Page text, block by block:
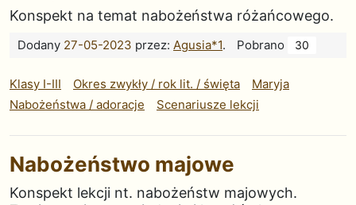
Konspekt na temat nabożeństwa różańcowego.
Dodany 27-05-2023 przez: Agusia*1. Pobrano 30
Klasy I-III Okres zwykły / rok lit. / święta
Maryja
Nabożeństwa / adoracje
Scenariusze lekcji
Nabożeństwo majowe
Konspekt lekcji nt. nabożeństw majowych.